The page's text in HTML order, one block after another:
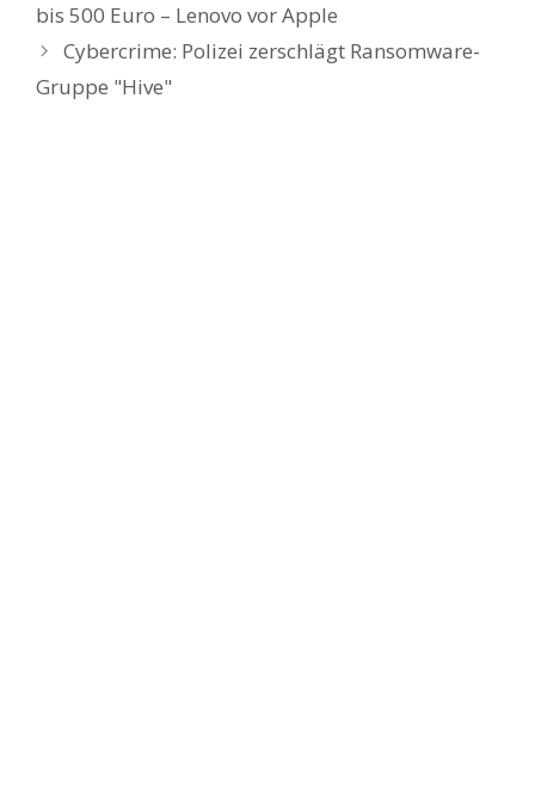
bis 500 Euro – Lenovo vor Apple
Cybercrime: Polizei zerschlägt Ransomware-
Gruppe "Hive"